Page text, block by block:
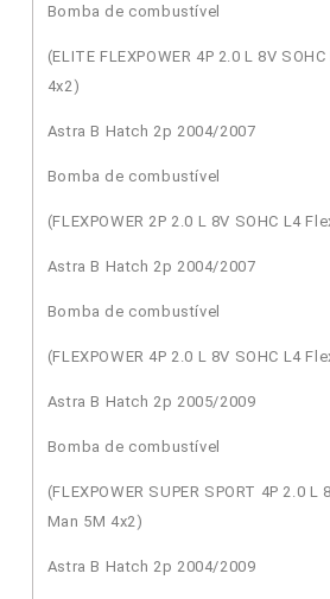
Bomba de combustível
(ELITE FLEXPOWER 4P 2.0 L 8V
4x2)
Astra B Hatch 2p 2004/2007
Bomba de combustível
(FLEXPOWER 2P 2.0 L 8V SOHC L4
Astra B Hatch 2p 2004/2007
Bomba de combustível
(FLEXPOWER 4P 2.0 L 8V SOHC L4
Astra B Hatch 2p 2005/2009
Bomba de combustível
(FLEXPOWER SUPER SPORT 4P 2.0 L
Man 5M 4x2)
Astra B Hatch 2p 2004/2009